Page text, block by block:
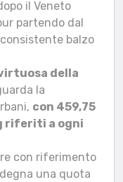
il Veneto
partendo dal
balzo
della
la
con 459,75
riferiti a ogni
con riferimento
una quota